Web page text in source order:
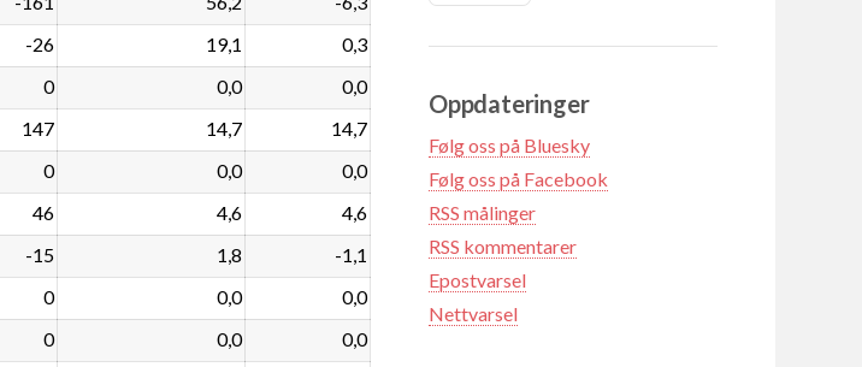
-26 19,1 0,3
0 0,0 0,0
147 14,7 14,7
0 0,0 0,0
46 4,6 4,6
-15 1,8 -1,1
0 0,0 0,0
0 0,0 0,0
Oppdateringer
Følg oss på Bluesky
Følg oss på Facebook
RSS målinger
RSS kommentarer
Epostvarsel
Nettvarsel